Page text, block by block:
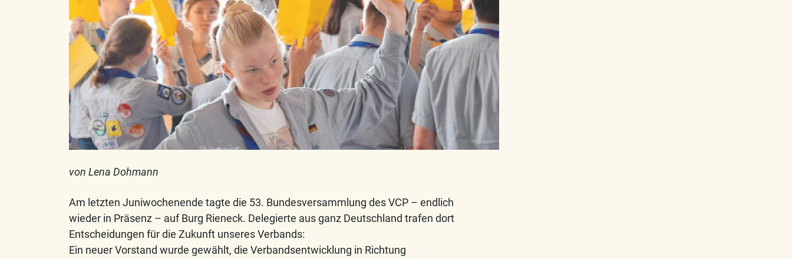
von Lena Dohmann
Am letzten Juniwochenende tagte die 53. Bundesversammlung des VCP – endlich
wieder in Präsenz – auf Burg Rieneck. Delegierte aus ganz Deutschland trafen dort
Entscheidungen für die Zukunft unseres Verbands:
Ein neuer Vorstand wurde gewählt, die Verbandsentwicklung in Richtung